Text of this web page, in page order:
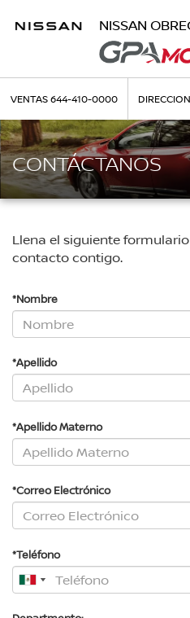
NISSAN
VENTAS644-410-0000
CONTÁCTANOS
Llena el siguiente
contacto contigo.
*Nombre
*Apellido
*Apellido Materno
*Correo Electrónico
*Teléfono